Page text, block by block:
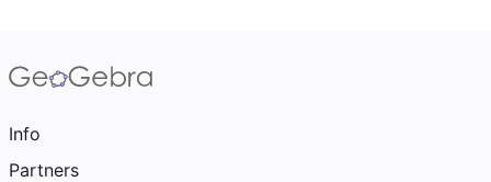
Info
Partners